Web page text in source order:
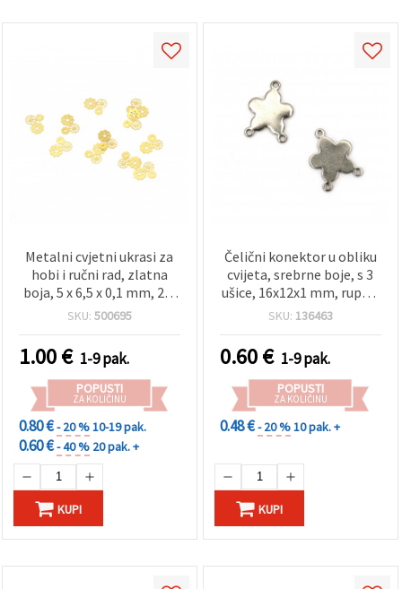
Metalni cvjetni ukrasi za
hobi i ručni rad, zlatna
boja, 5 x 6,5 x 0,1 mm, 2 g
(~113 kom)
SKU: 500695
1.00€ 1-9 pak.
POPUSTI
ZA KOLIČINU
0.80 €- 20 %10-19 pak.
0.60 €- 40 % 20 pak. +
KUPI
Čelični konektor u obliku
cvijeta, srebrne boje, s 3
ušice, 16x12x1 mm, rupe 1
mm, za izradu nakita
SKU: 136463
0.60€ 1-9 pak.
POPUSTI
ZA KOLIČINU
0.48 €- 20 %10 pak. +
KUPI